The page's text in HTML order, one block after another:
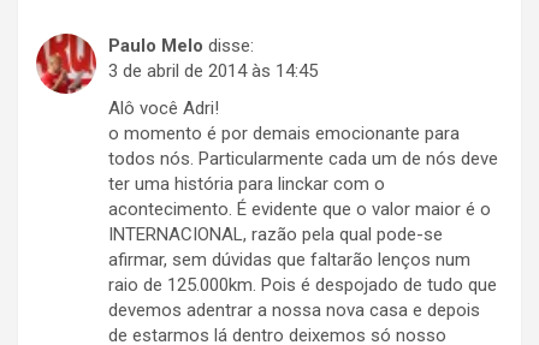
Paulo Melo disse:
3 de abril de 2014 às 14:45
Alô você Adri!
o momento é por demais emocionante para
todos nós. Particularmente cada um de nós deve
ter uma história para linckar com o
acontecimento. É evidente que o valor maior é o
INTERNACIONAL, razão pela qual pode-se
afirmar, sem dúvidas que faltarão lenços num
raio de 125.000km. Pois é despojado de tudo que
devemos adentrar a nossa nova casa e depois
de estarmos lá dentro deixemos só nosso